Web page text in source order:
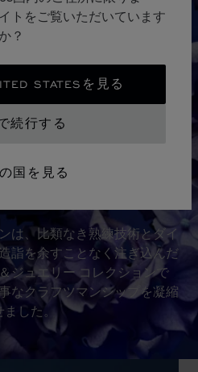
トをご覧いただいています
？
STATESを見る
続行する
国を見る
クション
は、比類なき熟練技術とダイ
詣を余すことなく注ぎ込んだ
ジュエリー コレクションで
なクラフツマンシップを凝縮
ました。